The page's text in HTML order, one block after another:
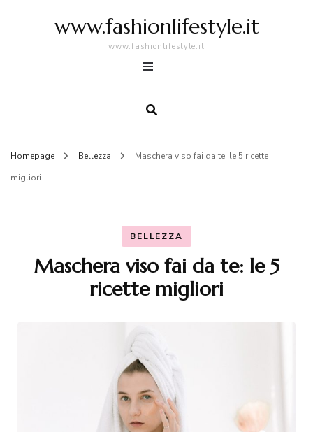
www.fashionlifestyle.it
www.fashionlifestyle.it
Homepage Bellezza
Maschera viso fai da te: le 5 ricette
migliori
BELLEZZA
Maschera viso fai da te: le 5
ricette migliori